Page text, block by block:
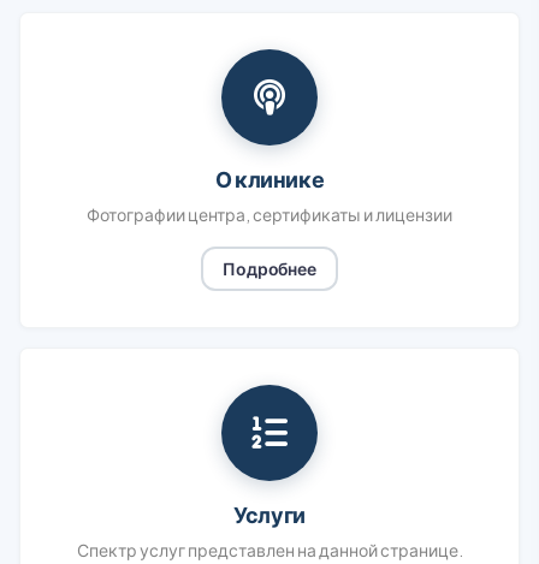
О клинике
Фотографии центра, сертификаты и лицензии
Подробнее
Услуги
Спектр услуг представлен на данной странице.